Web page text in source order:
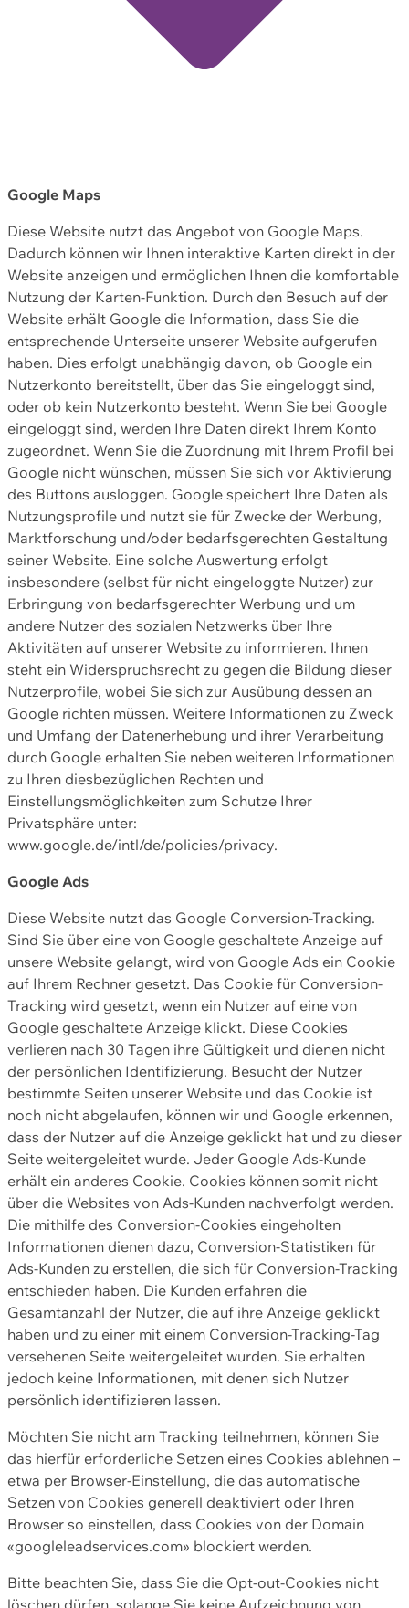
Google Maps
Diese Website nutzt das Angebot von Google Maps.
Dadurch können wir Ihnen interaktive Karten direkt in der
Website anzeigen und ermöglichen Ihnen die komfortable
Nutzung der Karten-Funktion. Durch den Besuch auf der
Website erhält Google die Information, dass Sie die
entsprechende Unterseite unserer Website aufgerufen
haben. Dies erfolgt unabhängig davon, ob Google ein
Nutzerkonto bereitstellt, über das Sie eingeloggt sind,
oder ob kein Nutzerkonto besteht. Wenn Sie bei Google
eingeloggt sind, werden Ihre Daten direkt Ihrem Konto
zugeordnet. Wenn Sie die Zuordnung mit Ihrem Profil bei
Google nicht wünschen, müssen Sie sich vor Aktivierung
des Buttons ausloggen. Google speichert Ihre Daten als
Nutzungsprofile und nutzt sie für Zwecke der Werbung,
Marktforschung und/oder bedarfsgerechten Gestaltung
seiner Website. Eine solche Auswertung erfolgt
insbesondere (selbst für nicht eingeloggte Nutzer) zur
Erbringung von bedarfsgerechter Werbung und um
andere Nutzer des sozialen Netzwerks über Ihre
Aktivitäten auf unserer Website zu informieren. Ihnen
steht ein Widerspruchsrecht zu gegen die Bildung dieser
Nutzerprofile, wobei Sie sich zur Ausübung dessen an
Google richten müssen. Weitere Informationen zu Zweck
und Umfang der Datenerhebung und ihrer Verarbeitung
durch Google erhalten Sie neben weiteren Informationen
zu Ihren diesbezüglichen Rechten und
Einstellungsmöglichkeiten zum Schutze Ihrer
Privatsphäre unter:
www.google.de/intl/de/policies/privacy.
Google Ads
Diese Website nutzt das Google Conversion-Tracking.
Sind Sie über eine von Google geschaltete Anzeige auf
unsere Website gelangt, wird von Google Ads ein Cookie
auf Ihrem Rechner gesetzt. Das Cookie für Conversion-
Tracking wird gesetzt, wenn ein Nutzer auf eine von
Google geschaltete Anzeige klickt. Diese Cookies
verlieren nach 30 Tagen ihre Gültigkeit und dienen nicht
der persönlichen Identifizierung. Besucht der Nutzer
bestimmte Seiten unserer Website und das Cookie ist
noch nicht abgelaufen, können wir und Google erkennen,
dass der Nutzer auf die Anzeige geklickt hat und zu dieser
Seite weitergeleitet wurde. Jeder Google Ads-Kunde
erhält ein anderes Cookie. Cookies können somit nicht
über die Websites von Ads-Kunden nachverfolgt werden.
Die mithilfe des Conversion-Cookies eingeholten
Informationen dienen dazu, Conversion-Statistiken für
Ads-Kunden zu erstellen, die sich für Conversion-Tracking
entschieden haben. Die Kunden erfahren die
Gesamtanzahl der Nutzer, die auf ihre Anzeige geklickt
haben und zu einer mit einem Conversion-Tracking-Tag
versehenen Seite weitergeleitet wurden. Sie erhalten
jedoch keine Informationen, mit denen sich Nutzer
persönlich identifizieren lassen.
Möchten Sie nicht am Tracking teilnehmen, können Sie
das hierfür erforderliche Setzen eines Cookies ablehnen –
etwa per Browser-Einstellung, die das automatische
Setzen von Cookies generell deaktiviert oder Ihren
Browser so einstellen, dass Cookies von der Domain
«googleleadservices.com» blockiert werden.
Bitte beachten Sie, dass Sie die Opt-out-Cookies nicht